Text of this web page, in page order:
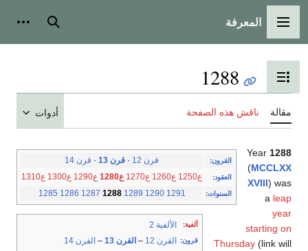
القائمة الرئيسية
المعرفة بحث
تبديل عرض جدول المحتويات
1288
مقالة ناقش هذه الصفحة أدوات
القرون: قرن 12 · قرن 13 · قرن 14
العقود: ع1250 ع1260 ع1270 ع1280 ع1290 ع1300 ع1310
السنوات:
1285 1286 1287 1288 1289 1290 1291
ألفية: الألفية 2
قرون: القرن 12 – القرن 13 – القرن 14
Year 1288
(MCCLXX
XVIII) was
a leap
year
starting on
Thursday (link will